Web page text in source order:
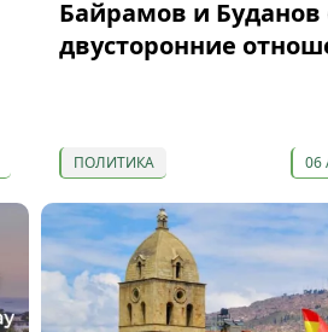
Байрамов и Буданов
двусторонние
ПОЛИТИКА 06